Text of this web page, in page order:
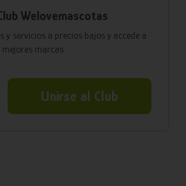
Welovemascotas
y servicios a precios bajos y accede a
mejores marcas
Unirse al Club